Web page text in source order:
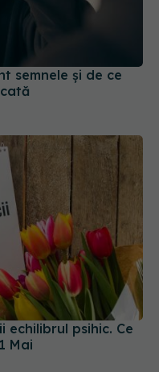
semnele și de ce
echilibrul psihic. Ce
Mai